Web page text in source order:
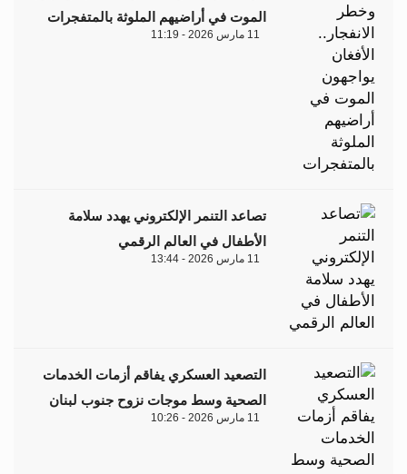
الموت في أراضيهم الملوثة بالمتفجرات
11 مارس 2026 - 11:19
تصاعد التنمر الإلكتروني يهدد سلامة
الأطفال في العالم الرقمي
11 مارس 2026 - 13:44
التصعيد العسكري يفاقم أزمات الخدمات
الصحية وسط موجات نزوح جنوب لبنان
11 مارس 2026 - 10:26